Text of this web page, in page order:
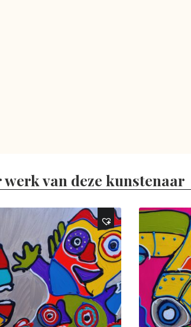
werk van deze kunstenaar